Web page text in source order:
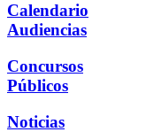
Calendario
Audiencias
Concursos
Públicos
Noticias